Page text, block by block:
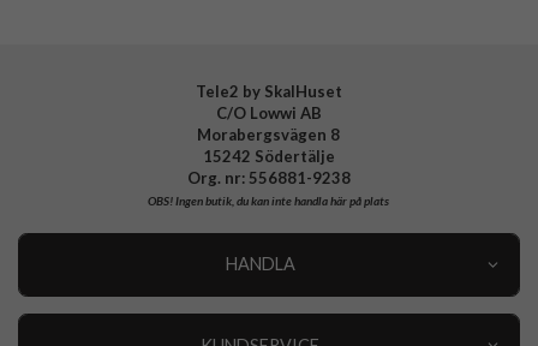
Tele2 by SkalHuset
C/O Lowwi AB
Morabergsvägen 8
15242 Södertälje
Org. nr: 556881-9238
OBS!Ingen butik, du kan inte handla här på plats
HANDLA